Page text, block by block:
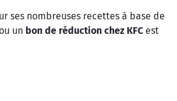
ses nombreuses recettes à base de
ou un bon de réduction chez KFC est